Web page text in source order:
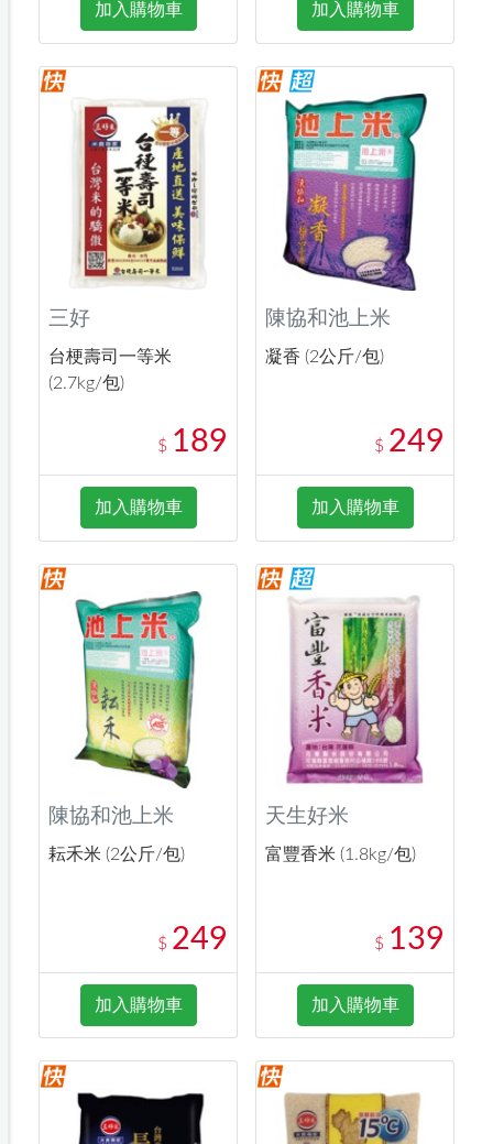
加入購物車 加入購物車
三好
台梗壽司一等米
(2.7kg/包)
$ 189
加入購物車
陳協和池上米
凝香 (2公斤/包)
$ 249
加入購物車
陳協和池上米
耘禾米 (2公斤/包)
$ 249
加入購物車
天生好米
富豐香米 (1.8kg/包)
$ 139
加入購物車